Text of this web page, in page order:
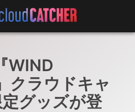
WIND
クラウドキャ
グッズが登